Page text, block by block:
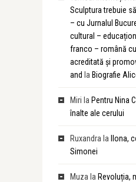
Sculptura trebuie
– cu Jurnalul
cultural –
franco – română
acreditată și
and la Biografie
Miri la Pentru Nina
înalte ale cerului
Ruxandra la
Ilona,
Simonei
Muza la Revoluția,